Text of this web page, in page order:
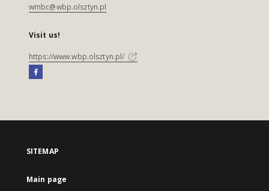
wmbc@wbp.olsztyn.pl
Visit us!
https://www.wbp.olsztyn.pl/
SITEMAP
Main page